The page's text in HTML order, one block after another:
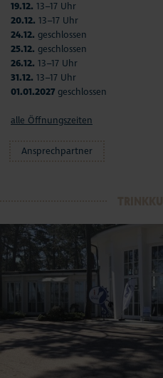
19.12. 13–17 Uhr
20.12. 13–17 Uhr
24.12. geschlossen
25.12. geschlossen
26.12. 13–17 Uhr
31.12. 13–17 Uhr
01.01.2027 geschlossen
alle Öffnungszeiten
Ansprechpartner